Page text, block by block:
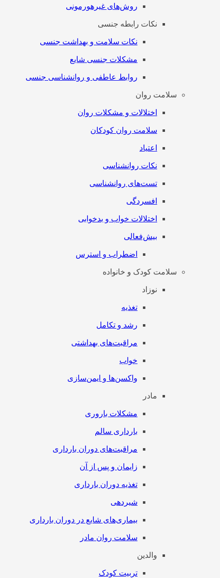
روش‌های غیرهورمونی
نکات رابطه جنسی
نکات سلامت و بهداشت جنسی
مشکلات جنسی شایع
روابط عاطفی و روانشناسی جنسی
سلامت روان
اختلالات و مشکلات روان
سلامت روان کودکان
اعتیاد
نکات روانشناسی
تست‌های روانشناسی
افسردگی
اختلالات خواب و بدخوابی
بیش‌فعالی
اضطراب و استرس
سلامت کودک و خانواده
نوزاد
تغذیه
رشد و تکامل
مراقبت‌های بهداشتی
خواب
واکسن‌ها و ایمن‌سازی
مادر
مشکلات باروری
بارداری سالم
مراقبت‌های دوران بارداری
زایمان و پس از آن
تغذیه دوران بارداری
شیردهی
بیماری‌های شایع در دوران بارداری
سلامت روان مادر
والدین
تربیت کودک